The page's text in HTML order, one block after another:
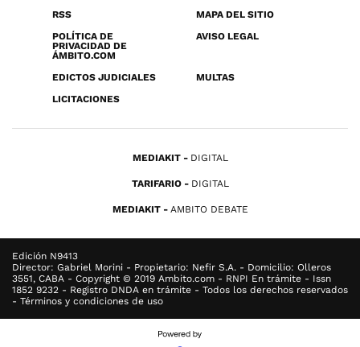
RSS
MAPA DEL SITIO
POLÍTICA DE
PRIVACIDAD DE
ÁMBITO.COM
AVISO LEGAL
EDICTOS JUDICIALES
MULTAS
LICITACIONES
MEDIAKIT DIGITAL
TARIFARIO DIGITAL
MEDIAKIT AMBITO DEBATE
Edición N9413
Director: Gabriel Morini - Propietario: Nefir S.A. - Domicilio: Olleros
3551, CABA - Copyright © 2019 Ambito.com - RNPI En trámite - Issn
1852 9232 - Registro DNDA en trámite - Todos los derechos reservados
- Términos y condiciones de uso